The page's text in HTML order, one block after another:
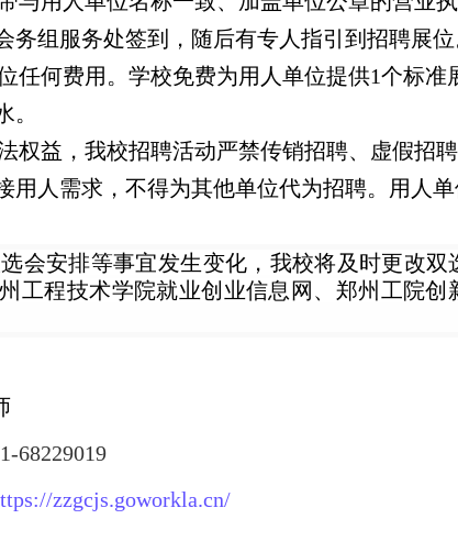
组服务处签到，随后有专人指引到招聘展位
任何费用。学校免费为用人单位提供1个标准
权益，我校招聘活动严禁传销招聘、虚假招
用人需求，不得为其他单位代为招聘。用人
会安排等事宜发生变化，我校将及时更改双
工程技术学院就业创业信息网、郑州工院创
68229019
zzgcjs.goworkla.cn/